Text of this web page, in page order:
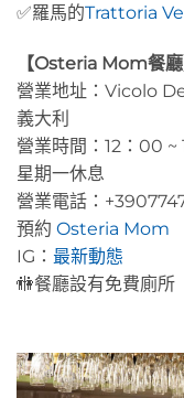
✅羅馬的Trattoria
【Osteria Mom餐廳
營業地址：Vicolo
義大利
營業時間：12：00
星期一休息
營業電話：
預約 Osteria Mom
IG： 最新動態
🚻餐廳設有免費廁所